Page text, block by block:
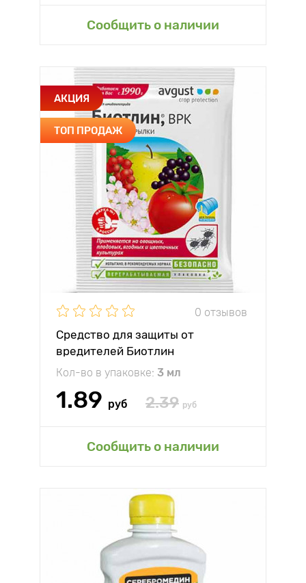
Сообщить о наличии
АКЦИЯ
ТОП ПРОДАЖ
0 отзывов
Средство для защиты от
вредителей Биотлин
Кол-во в упаковке: 3 мл
1.89 руб 2.39 руб
Сообщить о наличии